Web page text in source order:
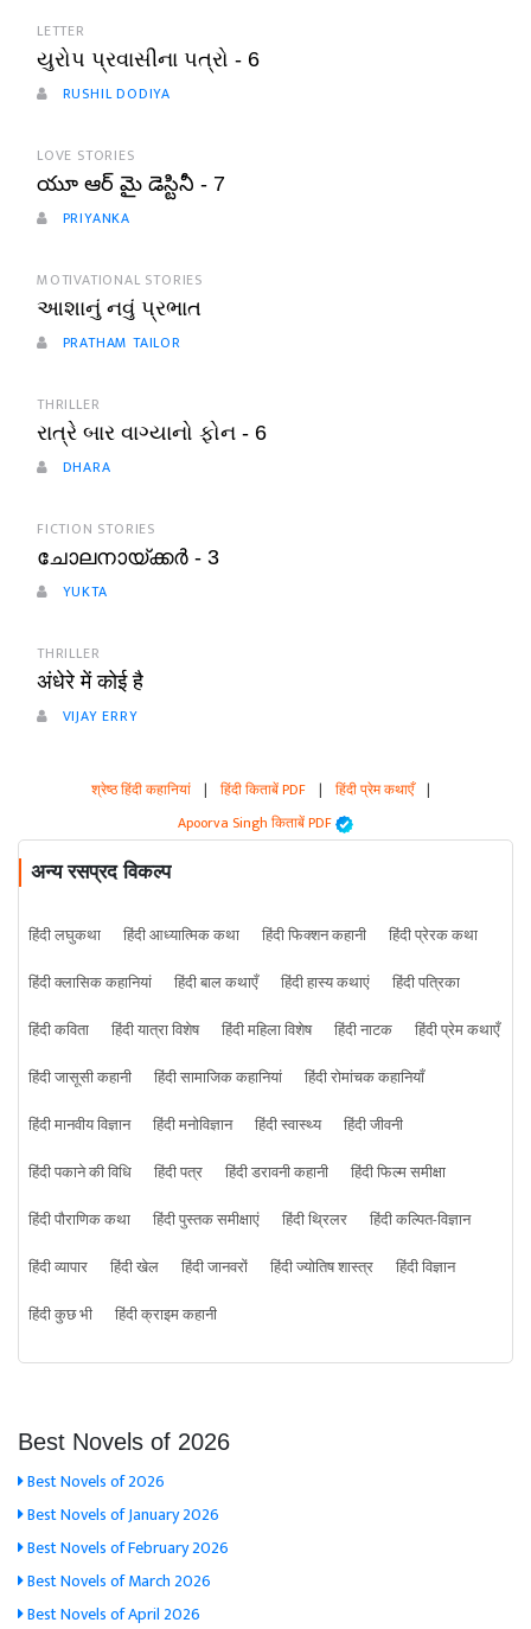
LETTER
યુરોપ પ્રવાસીના પત્રો - 6
RUSHIL DODIYA
LOVE STORIES
యూ ఆర్ మై డెస్టినీ - 7
PRIYANKA
MOTIVATIONAL STORIES
આશાનું નવું પ્રભાત
PRATHAM TAILOR
THRILLER
રાત્રે બાર વાગ્યાનો ફોન - 6
DHARA
FICTION STORIES
ചോലനായ്ക്കർ - 3
YUKTA
THRILLER
अंधेरे में कोई है
VIJAY ERRY
श्रेष्ठ हिंदी कहानियां | हिंदी किताबें PDF | हिंदी प्रेम कथाएँ |
Apoorva Singh किताबें PDF
अन्य रसप्रद विकल्प
हिंदी लघुकथा हिंदी आध्यात्मिक कथा हिंदी फिक्शन कहानी
हिंदी प्रेरक कथा
हिंदी क्लासिक कहानियां
हिंदी बाल कथाएँ हिंदी हास्य कथाएं
हिंदी पत्रिका
हिंदी कविता
हिंदी यात्रा विशेष हिंदी महिला विशेष हिंदी नाटक
हिंदी प्रेम कथाएँ
हिंदी जासूसी कहानी
हिंदी सामाजिक कहानियां
हिंदी रोमांचक कहानियाँ
हिंदी मानवीय विज्ञान
हिंदी मनोविज्ञान हिंदी स्वास्थ्य
हिंदी जीवनी
हिंदी पकाने की विधि
हिंदी पत्र हिंदी डरावनी कहानी
हिंदी फिल्म समीक्षा
हिंदी पौराणिक कथा
हिंदी पुस्तक समीक्षाएं हिंदी थ्रिलर
हिंदी कल्पित-विज्ञान
हिंदी व्यापार
हिंदी खेल हिंदी जानवरों हिंदी ज्योतिष शास्त्र
हिंदी विज्ञान
हिंदी कुछ भी
हिंदी क्राइम कहानी
Best Novels of 2026
Best Novels of 2026
Best Novels of January 2026
Best Novels of February 2026
Best Novels of March 2026
Best Novels of April 2026